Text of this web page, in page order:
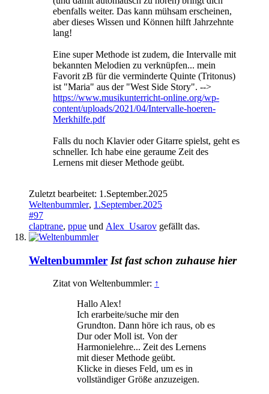
ebenfalls weiter. Das kann mühsam erscheinen,
aber dieses Wissen und Können hilft Jahrzehnte
lang!
Eine super Methode ist zudem, die Intervalle mit
bekannten Melodien zu verknüpfen... mein
Favorit zB für die verminderte Quinte (Tritonus)
ist "Maria" aus der "West Side Story". -->
https://www.musikunterricht-online.org/wp-
content/uploads/2021/04/Intervalle-hoeren-
Merkhilfe.pdf
Falls du noch Klavier oder Gitarre spielst, geht es
schneller. Ich habe eine geraume Zeit des
Lernens mit dieser Methode geübt.
Zuletzt bearbeitet: 1.September.2025
Weltenbummler, 1.September.2025
#97
claptrane, ppue und Alex_Usarov gefällt das.
Weltenbummler Ist fast schon zuhause hier
Zitat von Weltenbummler: ↑
Hallo Alex!
Ich erarbeite/suche mir den
Grundton. Dann höre ich raus, ob es
Dur oder Moll ist. Von der
Harmonielehre... Zeit des Lernens
mit dieser Methode geübt.
Klicke in dieses Feld, um es in
vollständiger Größe anzuzeigen.